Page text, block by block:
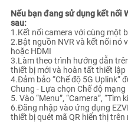
Nếu bạn đang sử dụng kết nối
sau:
1.Kết nối camera với cùng một
2.Bật nguồn NVR và kết nối nó
hoặc HDMI
3.Làm theo trình hướng dẫn
thiết bị mới và hoàn tất thiết lập
4.Đảm bảo “Chế độ 5G Uplink”
Chung - Lựa chọn Chế độ mạng
5. Vào “Menu”, “Camera”, “Tìm
6.Đăng nhập vào ứng dụng
thiết bị quét mã QR hiển thị